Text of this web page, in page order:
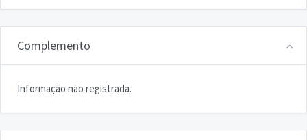
Complemento
Informação não registrada.